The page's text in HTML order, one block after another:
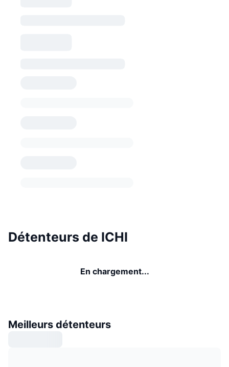
Détenteurs de ICHI
En chargement...
Meilleurs détenteurs